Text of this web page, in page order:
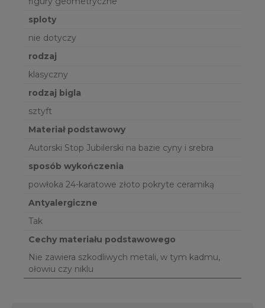
sploty
nie dotyczy
rodzaj
klasyczny
rodzaj bigla
sztyft
Materiał podstawowy
Autorski Stop Jubilerski na bazie cyny i srebra
sposób wykończenia
powłoka 24-karatowe złoto pokryte ceramiką
Antyalergiczne
Tak
Cechy materiału podstawowego
Nie zawiera szkodliwych metali, w tym kadmu,
ołowiu czy niklu